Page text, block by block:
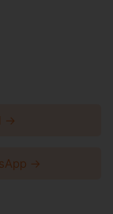
→
→